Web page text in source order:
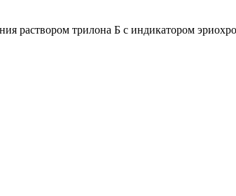
раствором трилона Б с индикатором